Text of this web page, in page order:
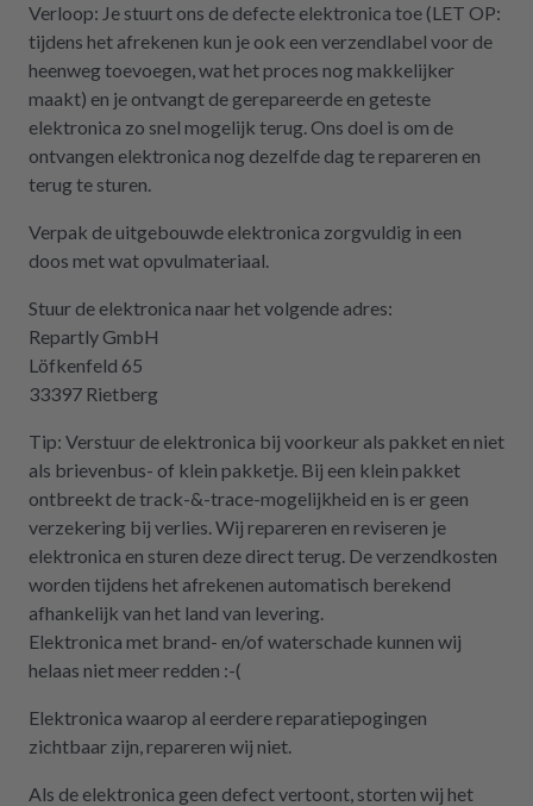
Verloop: Je stuurt ons de defecte elektronica toe (LET OP:
tijdens het afrekenen kun je ook een verzendlabel voor de
heenweg toevoegen, wat het proces nog makkelijker
maakt) en je ontvangt de gerepareerde en geteste
elektronica zo snel mogelijk terug. Ons doel is om de
ontvangen elektronica nog dezelfde dag te repareren en
terug te sturen.
Verpak de uitgebouwde elektronica zorgvuldig in een
doos met wat opvulmateriaal.
Stuur de elektronica naar het volgende adres:
Repartly GmbH
Löfkenfeld 65
33397 Rietberg
Tip: Verstuur de elektronica bij voorkeur als pakket en niet
als brievenbus- of klein pakketje. Bij een klein pakket
ontbreekt de track-&-trace-mogelijkheid en is er geen
verzekering bij verlies. Wij repareren en reviseren je
elektronica en sturen deze direct terug. De verzendkosten
worden tijdens het afrekenen automatisch berekend
afhankelijk van het land van levering.
Elektronica met brand- en/of waterschade kunnen wij
helaas niet meer redden :-(
Elektronica waarop al eerdere reparatiepogingen
zichtbaar zijn, repareren wij niet.
Als de elektronica geen defect vertoont, storten wij het